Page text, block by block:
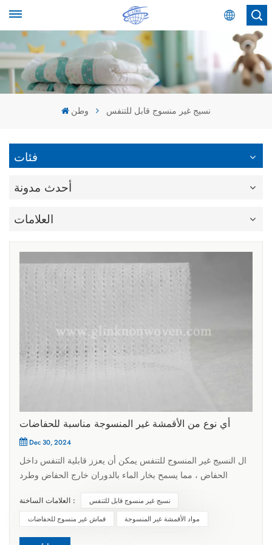
عربي
English
وطن نسيج غير منسوج قابل للتنفس
فئات
أحدث مدونة
العلامات
أي نوع من الأقمشة غير المنسوجة مناسبة للحفاضات
Dec 30, 2024
ال النسيج غير المنسوج للتنفس يمكن أن يعزز قابلية التنفس داخل
الحفاض ، مما يسمح بخار الماء بالدوران خارج الحفاض وطرد
الطفح البولي. إنه ناعم ومريح ولا يهيج الجلد. يتكون سطح المناديل
الصحية البالغة القريبة من الجلد أيضًا من نسيج غير منسوج ، ولكن
العلامات الساخنة :
نسيج غير منسوج قابل للتنفس
قماش غير منسوج للحفاضات
مواد الأقمشة غير المنسوجة